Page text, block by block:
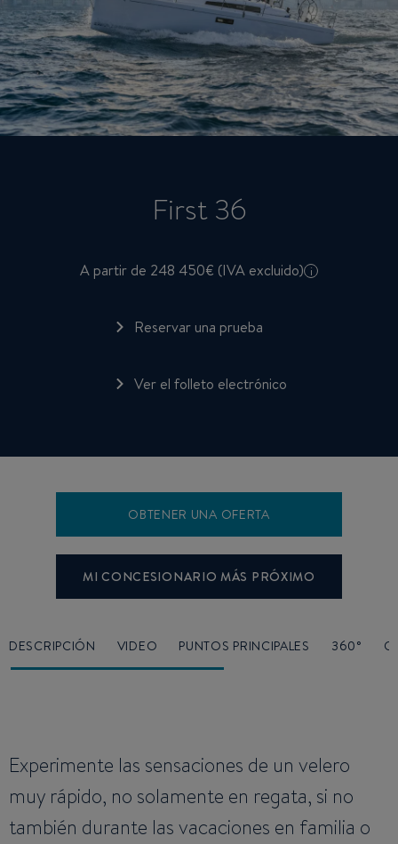
First 36
A partir de 248 450€ (IVA excluido) i
Reservar una prueba
Ver el folleto electrónico
OBTENER UNA OFERTA
MI CONCESIONARIO MÁS PRÓXIMO
DESCRIPCIÓN VIDEO PUNTOS PRINCIPALES 360°
Experimente las sensaciones de un velero
muy rápido, no solamente en regata, si no
también durante las vacaciones en familia o